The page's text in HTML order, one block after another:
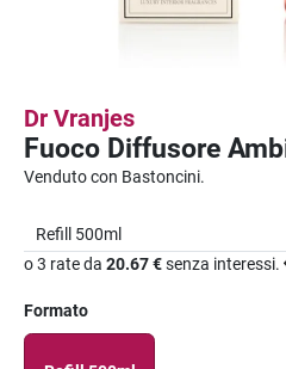
Dr Vranjes
Fuoco Diffusore
Venduto con Bastoncini.
Refill 500ml
o 3 rate da 20.67 €senza interessi.
Formato